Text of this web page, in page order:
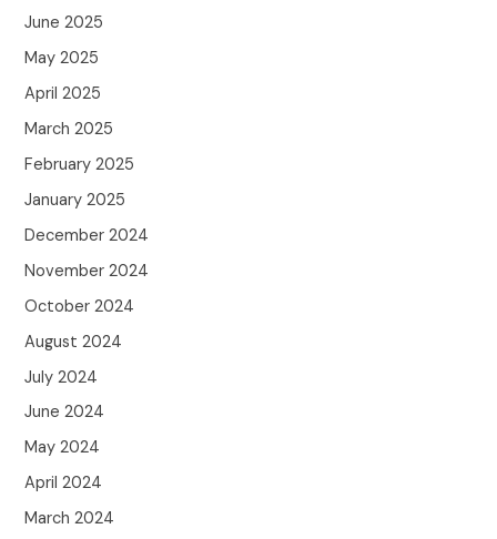
June 2025
May 2025
April 2025
March 2025
February 2025
January 2025
December 2024
November 2024
October 2024
August 2024
July 2024
June 2024
May 2024
April 2024
March 2024